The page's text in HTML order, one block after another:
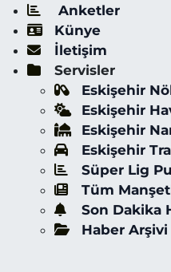
Anketler
Künye
İletişim
Servisler
Eskişehir
Eskişehir
Eskişehir
Eskişehir
Süper Lig
Tüm
Son Dakika
Haber Arşivi